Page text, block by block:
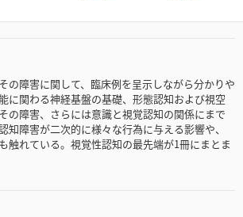
の障害に関して、臨床例を呈示しながら分かりや
に関わる神経基盤の基礎、形態認知および視空
の障害、さらには意識と視覚認知の関係にまで
知障害が二次的に様々な行為に与える影響や、
触れている。視覚性認知の最先端が1冊にまとま